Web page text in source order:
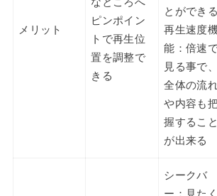
メリット
なところへ
ピンポイン
トで再生位
置を調整で
きる
とができる
再生速度
能：倍速
見る事で、
全体の流
や内容も
握すること
が出来る
シークバ